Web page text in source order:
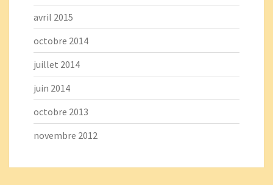
avril 2015
octobre 2014
juillet 2014
juin 2014
octobre 2013
novembre 2012